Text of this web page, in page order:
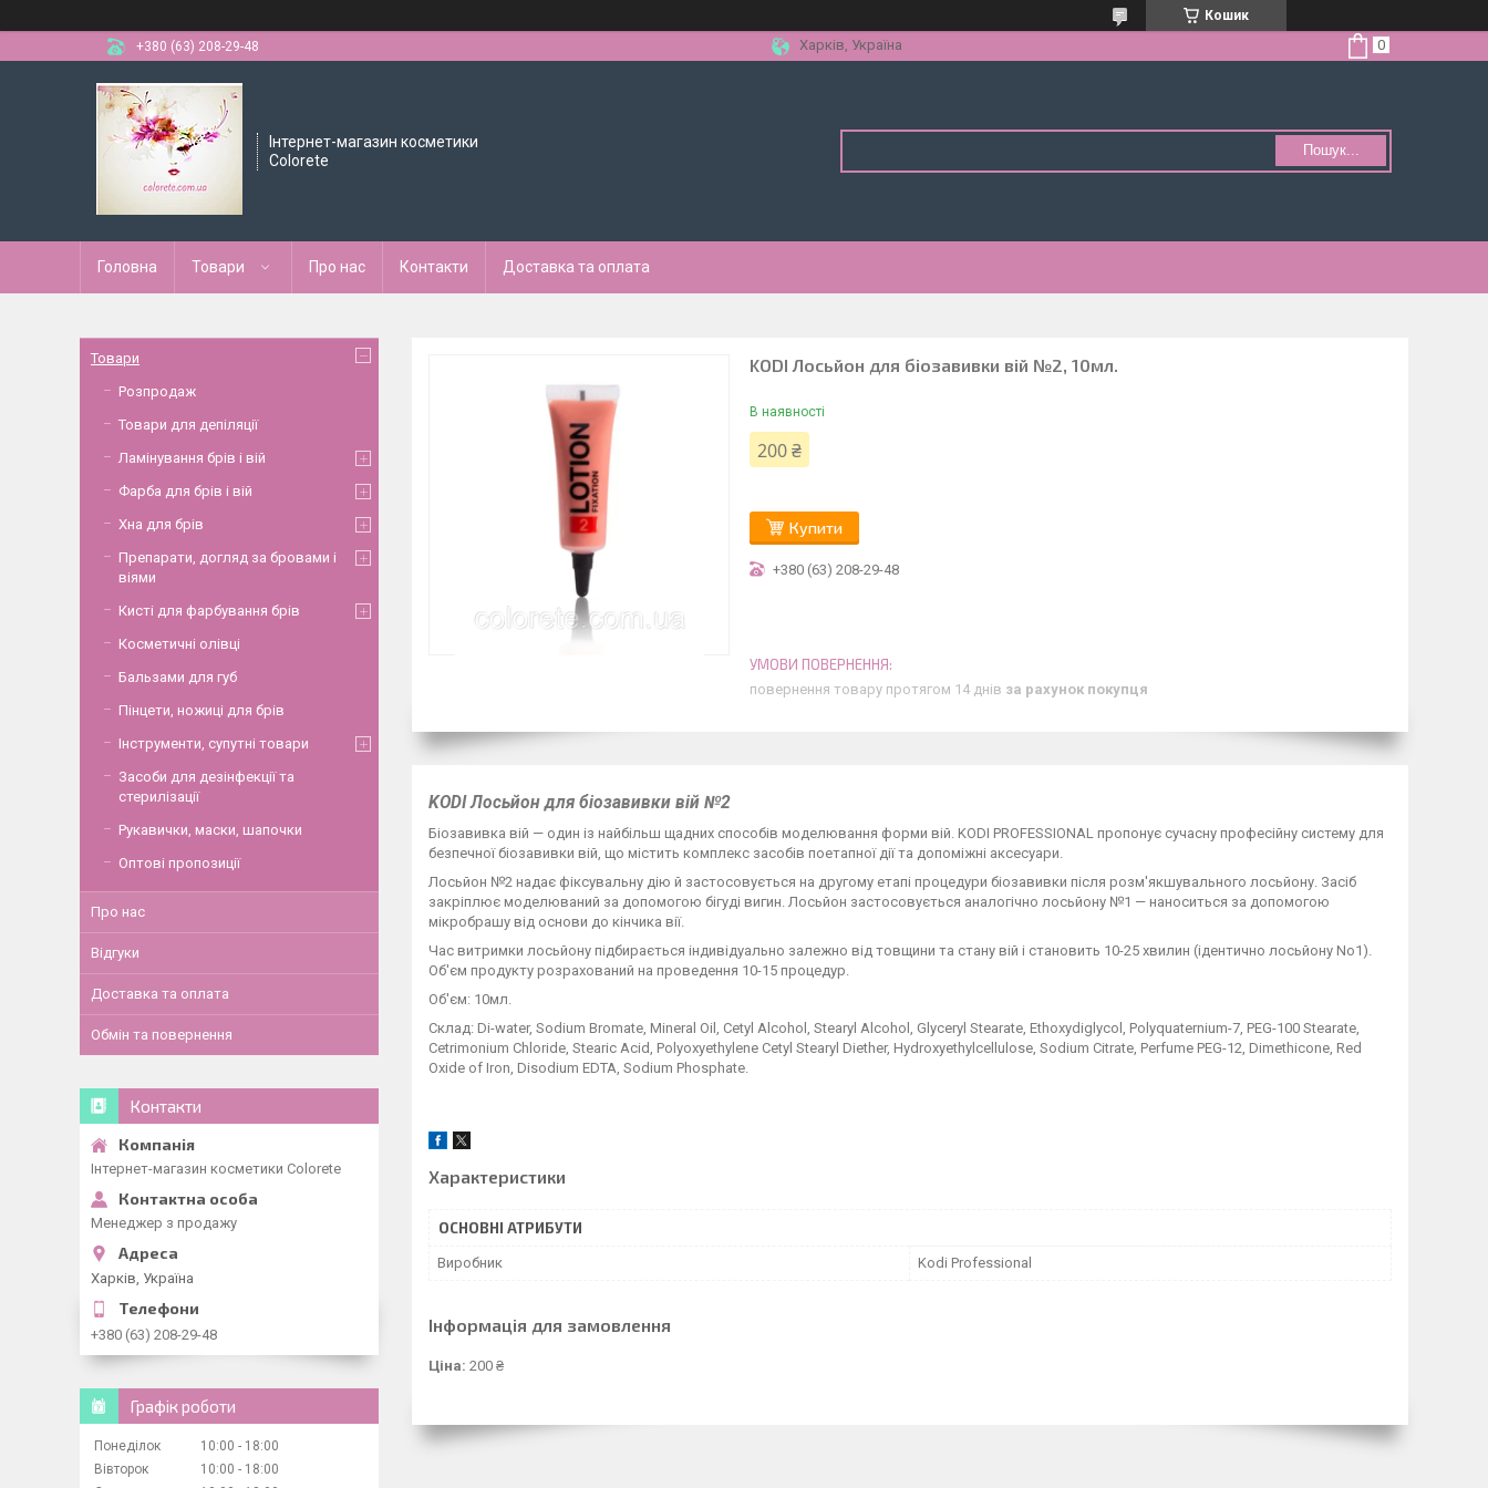
Кошик
+380 (63) 208-29-48
Харків, Україна
Інтернет-магазин косметики
Colorete
Пошук...
Головна Товари Про нас Контакти Доставка та оплата
KODI Лосьйон для біозавивки вій №2, 10мл.
В наявності
200 ₴
Купити
+380 (63) 208-29-48
повернення товару протягом 14 днів за рахунок покупця
KODI Лосьйон для біозавивки вій №2
Біозавивка вій — один із найбільш щадних способів моделювання форми вій. KODI PROFESSIONAL пропонує сучасну професійну систему для
безпечної біозавивки вій, що містить комплекс засобів поетапної дії та допоміжні аксесуари.
Лосьйон №2 надає фіксувальну дію й застосовується на другому етапі процедури біозавивки після розм'якшувального лосьйону. Засіб
закріплює моделюваний за допомогою бігуді вигин. Лосьйон застосовується аналогічно лосьйону №1 — наноситься за допомогою
мікробрашу від основи до кінчика вії.
Час витримки лосьйону підбирається індивідуально залежно від товщини та стану вій і становить 10-25 хвилин (ідентично лосьйону No1).
Об'єм продукту розрахований на проведення 10-15 процедур.
Об'єм: 10мл.
Склад: Di-water, Sodium Bromate, Mineral Oil, Cetyl Alcohol, Stearyl Alcohol, Glyceryl Stearate, Ethoxydiglycol, Polyquaternium-7, PEG-100 Stearate,
Cetrimonium Chloride, Stearic Acid, Polyoxyethylene Cetyl Stearyl Diether, Hydroxyethylcellulose, Sodium Citrate, Perfume PEG-12, Dimethicone, Red
Oxide of Iron, Disodium EDTA, Sodium Phosphate.
Характеристики
ОСНОВНІ АТРИБУТИ
Виробник Kodi Professional
Інформація для замовлення
Ціна: 200 ₴
Товари
Розпродаж
Товари для депіляції
Ламінування брів і вій
Фарба для брів і вій
Хна для брів
Препарати, догляд за бровами і
віями
Кисті для фарбування брів
Косметичні олівці
Бальзами для губ
Пінцети, ножиці для брів
Інструменти, супутні товари
Засоби для дезінфекції та
стерилізації
Рукавички, маски, шапочки
Оптові пропозиції
Про нас
Відгуки
Доставка та оплата
Обмін та повернення
Контакти
Інтернет-магазин косметики Colorete
Менеджер з продажу
Харків, Україна
+380 (63) 208-29-48
Графік роботи
Понеділок 10:00
18:00
Вівторок
10:00
18:00